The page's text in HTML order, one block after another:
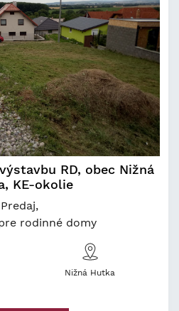
RD, obec Nižná
KE-okolie
Predaj
rodinné domy
Nižná Hutka